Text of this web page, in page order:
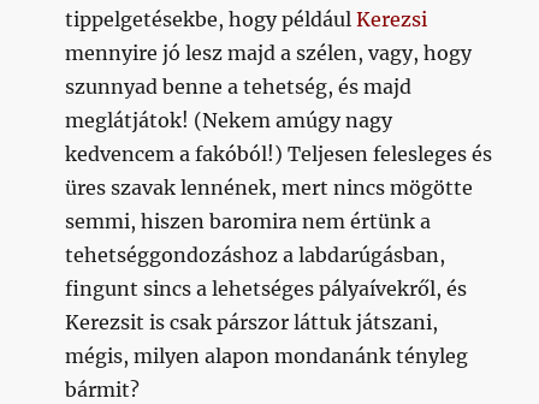
tippelgetésekbe, hogy példáulKerezsi
mennyire jó lesz majd a szélen, vagy, hogy
szunnyad benne a tehetség, és majd
meglátjátok! (Nekem amúgy nagy
kedvencem a fakóból!) Teljesen felesleges és
üres szavak lennének, mert nincs mögötte
semmi, hiszen baromira nem értünk a
tehetséggondozáshoz a labdarúgásban,
fingunt sincs a lehetséges pályaívekről, és
Kerezsit is csak párszor láttuk játszani,
mégis, milyen alapon mondanánk tényleg
bármit?